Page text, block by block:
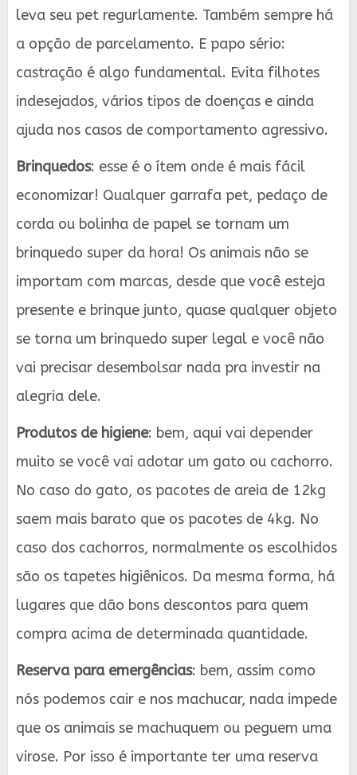
leva seu pet regurlamente. Também sempre há
a opção de parcelamento. E papo sério:
castração é algo fundamental. Evita filhotes
indesejados, vários tipos de doenças e ainda
ajuda nos casos de comportamento agressivo.
Brinquedos: esse é o ítem onde é mais fácil
economizar! Qualquer garrafa pet, pedaço de
corda ou bolinha de papel se tornam um
brinquedo super da hora! Os animais não se
importam com marcas, desde que você esteja
presente e brinque junto, quase qualquer objeto
se torna um brinquedo super legal e você não
vai precisar desembolsar nada pra investir na
alegria dele.
Produtos de higiene: bem, aqui vai depender
muito se você vai adotar um gato ou cachorro.
No caso do gato, os pacotes de areia de 12kg
saem mais barato que os pacotes de 4kg. No
caso dos cachorros, normalmente os escolhidos
são os tapetes higiênicos. Da mesma forma, há
lugares que dão bons descontos para quem
compra acima de determinada quantidade.
Reserva para emergências: bem, assim como
nós podemos cair e nos machucar, nada impede
que os animais se machuquem ou peguem uma
virose. Por isso é importante ter uma reserva